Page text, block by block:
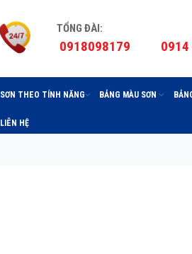
TỔNG ĐÀI:
0918098179
SƠN THEO TÍNH NĂNG BẢNG MÀU SƠN
LIÊN HỆ